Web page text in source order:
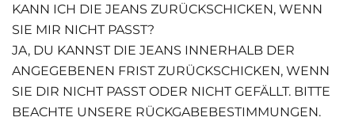
KANN ICH DIE JEANS ZURÜCKSCHICKEN, WENN
SIE MIR NICHT PASST?
JA, DU KANNST DIE JEANS INNERHALB DER
ANGEGEBENEN FRIST ZURÜCKSCHICKEN, WENN
SIE DIR NICHT PASST ODER NICHT GEFÄLLT. BITTE
BEACHTE UNSERE RÜCKGABEBESTIMMUNGEN.